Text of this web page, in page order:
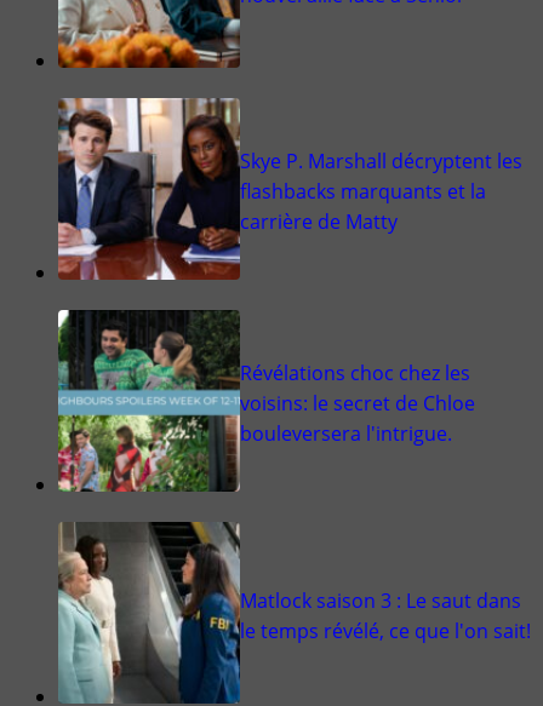
Skye P. Marshall décryptent les
flashbacks marquants et la
carrière de Matty
Révélations choc chez les
voisins: le secret de Chloe
bouleversera l'intrigue.
Matlock saison 3 : Le saut dans
le temps révélé, ce que l'on sait!